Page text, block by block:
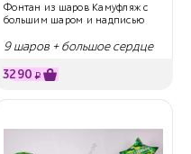
Фонтан из шаров Камуфляж с
большим шаром и надписью
9 шаров + большое сердце
3290 ₽